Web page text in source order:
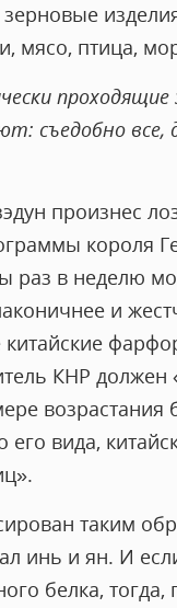
мясо, птица,
съедобно
произнес
короля
раз в неделю
и
КНР
возрастания
вида,
таким
инь и ян. И
белка, тогда,